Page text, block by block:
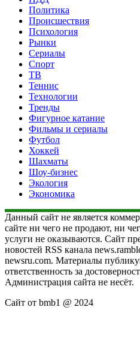
Политика
Происшествия
Психология
Рынки
Сериалы
Спорт
ТВ
Теннис
Технологии
Тренды
Фигурное катание
Фильмы и сериалы
Футбол
Хоккей
Шахматы
Шоу-бизнес
Экология
Экономика
Данный сайт не является
сайте ни чего не продают, ни
услуги не оказываются. Сайт
новостей RSS канала
newsru.com. Материалы
ответственность за
Администрация сайта не несёт.
Сайт от bmb1 @ 2024